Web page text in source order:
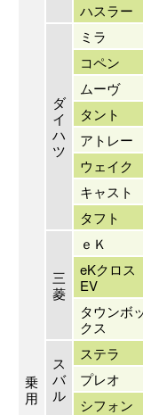
乗
用
ハスラー
ダ
イ
ハ
ツ
ミラ
コペン
ムーヴ
タント
アトレー
ウェイク
キャスト
タフト
三
菱
ｅＫ
eKクロス
EV
タウンボ
クス
ス
バ
ル
ステラ
プレオ
シフォン